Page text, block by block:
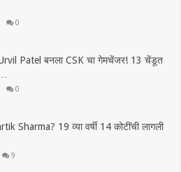
0
Urvil Patel बनला CSK चा गेमचेंजर! 13 चेंडूत
0
Sharma? 19 व्या वर्षी 14 कोटींची लागली
9